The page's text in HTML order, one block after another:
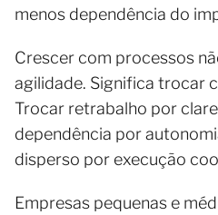
menos dependência do
Crescer com processos
agilidade. Significa trocar
Trocar retrabalho por
dependência por
disperso por execução
Empresas pequenas e